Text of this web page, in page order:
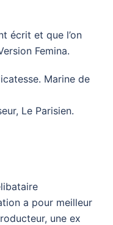
écrit et que l’on
Femina.
Marine de
Le Parisien.
a pour meilleur
une ex